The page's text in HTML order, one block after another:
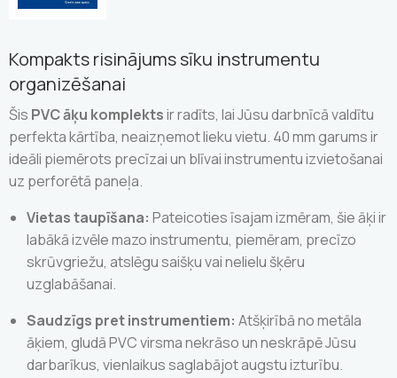
Kompakts risinājums sīku instrumentu
organizēšanai
Šis PVC āķu komplektsir radīts, lai Jūsu darbnīcā valdītu
perfekta kārtība, neaizņemot lieku vietu. 40 mm garums ir
ideāli piemērots precīzai un blīvai instrumentu izvietošanai
uz perforētā paneļa.
Vietas taupīšana: Pateicoties īsajam izmēram, šie āķi ir
labākā izvēle mazo instrumentu, piemēram, precīzo
skrūvgriežu, atslēgu saišķu vai nelielu šķēru
uzglabāšanai.
Saudzīgs pret instrumentiem: Atšķirībā no metāla
āķiem, gludā PVC virsma nekrāso un neskrāpē Jūsu
darbarīkus, vienlaikus saglabājot augstu izturību.